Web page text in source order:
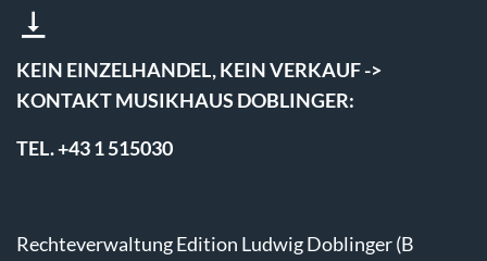
KEIN EINZELHANDEL, KEIN VERKAUF ->
KONTAKT MUSIKHAUS DOBLINGER:
TEL. +43 1 515030
Rechteverwaltung Edition Ludwig Doblinger (B